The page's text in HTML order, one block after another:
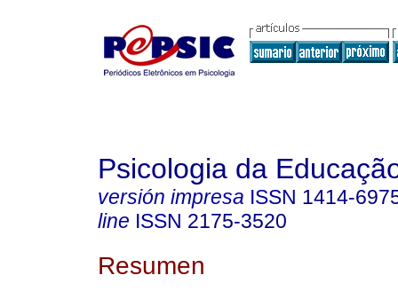
Psicologia da
versión impresa ISSN 1414-
line ISSN 2175-3520
Resumen